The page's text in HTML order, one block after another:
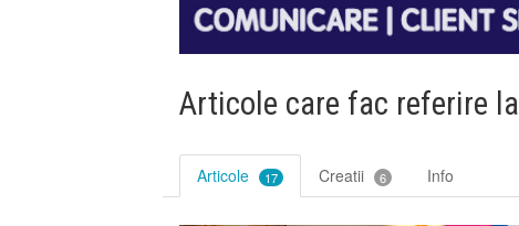
Articole care fac referire la
Articole 17 Creatii 6 Info